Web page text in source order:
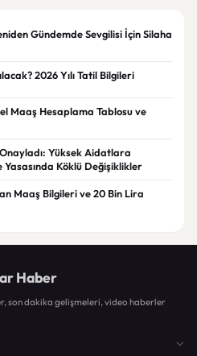
Gündemde Sevgilisi İçin Silaha
2026 Yılı Tatil Bilgileri
Maaş Hesaplama Tablosu ve
Yüksek Aidatlara
Yasasında Köklü Değişiklikler
Maaş Bilgileri ve 20 Bin Lira
Haber
son dakika gelişmeleri, video haberler